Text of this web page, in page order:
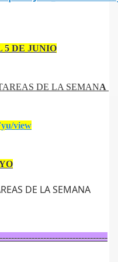
5 DE JUNIO
DE LA SEMANA
view
DE LA SEMANA